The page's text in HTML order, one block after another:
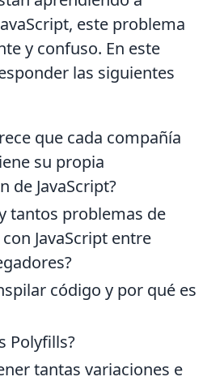
este problema
y confuso. En este
las siguientes
que cada compañía
su propia
de JavaScript?
tantos problemas de
JavaScript entre
código y por qué es
Polyfills?
tantas variaciones e